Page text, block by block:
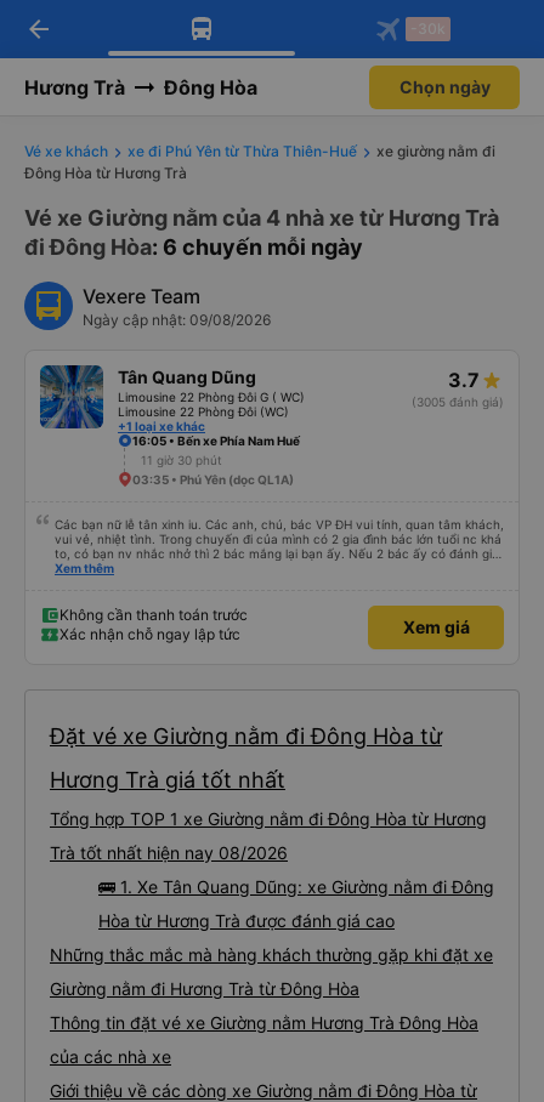
Tải app Vexere ngay!
Nhận ưu đãi thành viên độc
Mở app
Tải app Vexere
-30k/ghế khi đặt vé máy bay qua
Mở app
arrow_back -30k
Hương Trà Đông Hòa Chọn ngày
Vé xe khách xe đi Phú Yên từ Thừa Thiên-Huế
xe giường nằm đi
Đông Hòa từ Hương Trà
Vé xe Giường nằm của 4 nhà xe từ Hương Trà
đi Đông Hòa: 6 chuyến mỗi ngày
Vexere Team
Ngày cập nhật: 09/08/2026
Tân Quang Dũng
Limousine 22 Phòng Đôi G ( WC)
Limousine 22 Phòng Đôi (WC)
+1 loại xe khác
3.7
(3005 đánh giá)
16:05 • Bến xe Phía Nam Huế
11 giờ 30 phút
03:35 • Phú Yên (dọc QL1A)
Các bạn nữ lễ tân xinh iu. Các anh, chú, bác VP ĐH vui tính, quan tâm khách,
vui vẻ, nhiệt tình. Trong chuyến đi của mình có 2 gia đình bác lớn tuổi nc khá
to, có bạn nv nhắc nhở thì 2 bác mắng lại bạn ấy. Nếu 2 bác ấy có đánh giá
xấu thì mình ngược lại nha. Bạn ấy nhắc nhở rất đúng. 2 bác nói rất to. To
bạn ấy nha. Nếu bạn ấy bị trừ thì bảo bạn ấy liên hệ sđt của mình, mình hỗ
trợ ạ. Số mình đuôi 666, chuyến ĐH-NT ngày 16/1. À các bạn nữ lễ tân xinh
iu còn đổi cho mình phòng đơn sang đôi xong còn note là (một mình) yêu
Xem thêm
Không cần thanh toán trước
Xác nhận chỗ ngay lập tức
Xem giá
Đặt vé xe Giường nằm đi Đông Hòa từ
Hương Trà giá tốt nhất
Tổng hợp TOP 1 xe Giường nằm đi Đông Hòa từ Hương
Trà tốt nhất hiện nay 08/2026
🚌 1. Xe Tân Quang Dũng: xe Giường nằm đi Đông
Hòa từ Hương Trà được đánh giá cao
Những thắc mắc mà hàng khách thường gặp khi đặt xe
Giường nằm đi Hương Trà từ Đông Hòa
Thông tin đặt vé xe Giường nằm Hương Trà Đông Hòa
của các nhà xe
Giới thiệu về các dòng xe Giường nằm đi Đông Hòa từ